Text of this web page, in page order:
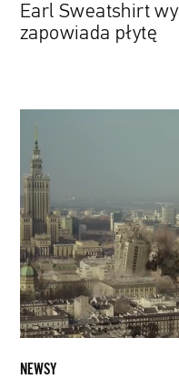
Earl Sweatshirt
zapowiada płytę
zwiastun
„1983”,
pierwszego
polskiego
serialu
Netfliksa
NEWSY